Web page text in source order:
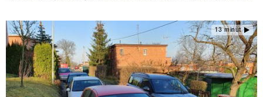
13 minut